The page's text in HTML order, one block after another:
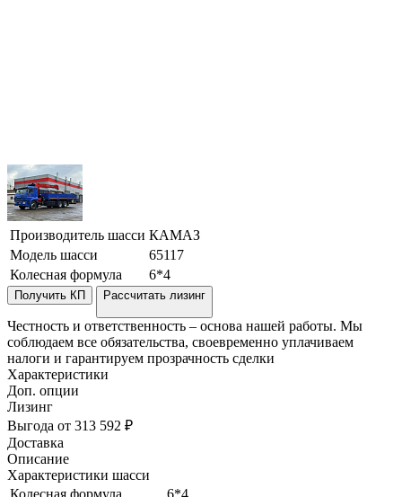
Производитель шасси КАМАЗ
Модель шасси
65117
Колесная формула
6*4
Получить КП Рассчитать лизинг
Честность и ответственность – основа нашей работы. Мы
соблюдаем все обязательства, своевременно уплачиваем
налоги и гарантируем прозрачность сделки
Характеристики
Доп. опции
Лизинг
Выгода от 313 592 ₽
Доставка
Описание
Характеристики шасси
Колесная формула
6*4